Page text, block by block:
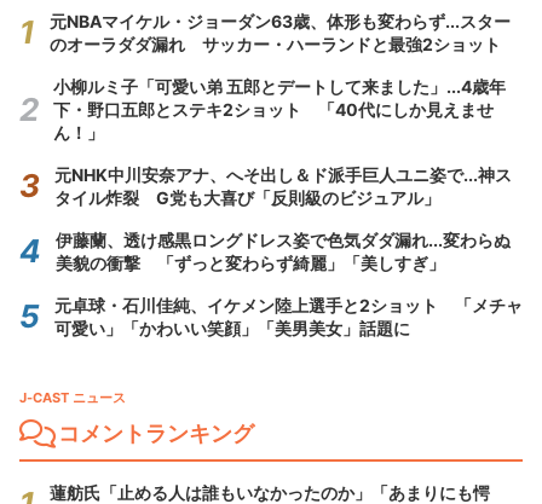
元NBAマイケル・ジョーダン63歳、体形も変わらず...スター
のオーラダダ漏れ サッカー・ハーランドと最強2ショット
小柳ルミ子「可愛い弟 五郎とデートして来ました」...4歳年
下・野口五郎とステキ2ショット 「40代にしか見えませ
ん！」
元NHK中川安奈アナ、へそ出し＆ド派手巨人ユニ姿で...神ス
タイル炸裂 G党も大喜び「反則級のビジュアル」
伊藤蘭、透け感黒ロングドレス姿で色気ダダ漏れ...変わらぬ
美貌の衝撃 「ずっと変わらず綺麗」「美しすぎ」
元卓球・石川佳純、イケメン陸上選手と2ショット 「メチャ
可愛い」「かわいい笑顔」「美男美女」話題に
J-CAST ニュース
コメントランキング
蓮舫氏「止める人は誰もいなかったのか」「あまりにも愕